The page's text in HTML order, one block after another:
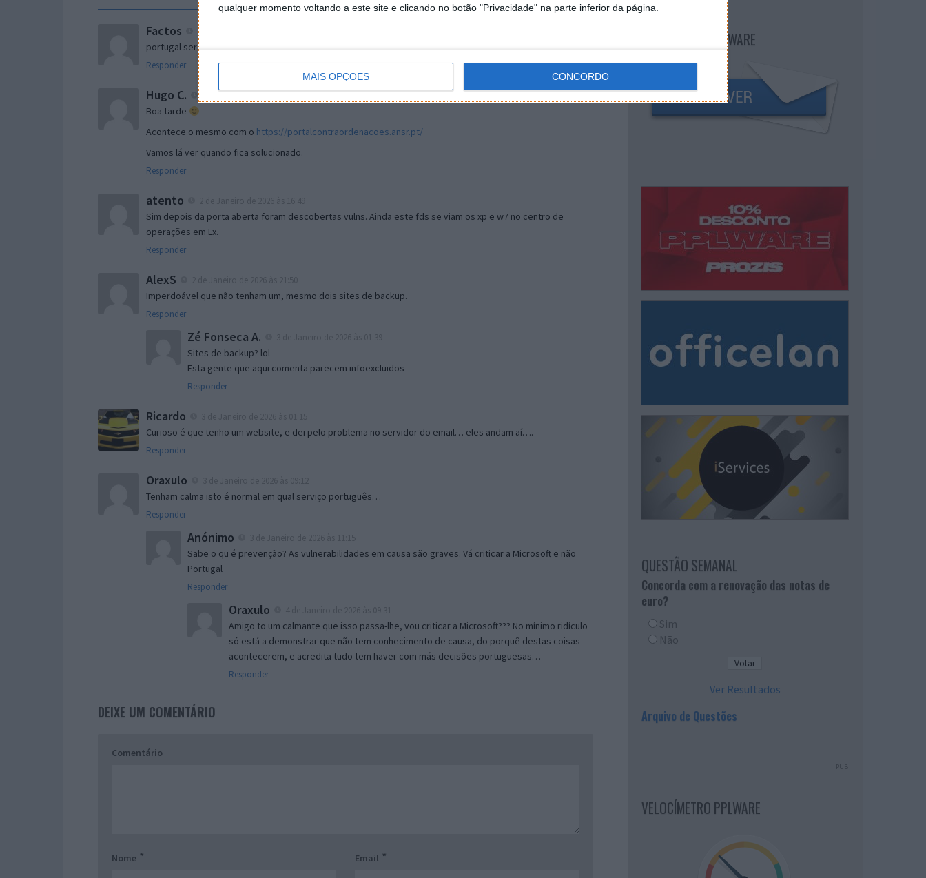
qualquer momento voltando a este site e clicando no botão "Privacidade" na parte inferior da página.
MAIS OPÇÕES CONCORDO
Factos 2 de Janeiro de 2026 às 15:32
portugal será sempre portugal
Responder
Hugo C.
Boa tarde
Acontece o mesmo com o https://portalcontraordenacoes.ansr.pt/
Vamos lá ver quando fica solucionado.
Responder
atento
Sim depois da porta aberta foram descobertas vulns. Ainda este fds se viam os xp e w7 no centro de
operações em Lx.
Responder
AlexS
Imperdoável que não tenham um, mesmo dois sites de backup.
Responder
Zé Fonseca A.
Sites de backup? lol
Esta gente que aqui comenta parecem infoexcluidos
Responder
Ricardo
Curioso é que tenho um website, e dei pelo problema no servidor do email… eles andam aí….
Responder
Oraxulo
Tenham calma isto é normal em qual serviço português…
Responder
Anónimo
Sabe o qu é prevenção? As vulnerabilidades em causa são graves. Vá criticar a Microsoft e não
Portugal
Responder
Oraxulo
Amigo to um calmante que isso passa-lhe, vou criticar a Microsoft??? No mínimo ridículo
só está a demonstrar que não tem conhecimento de causa, do porquê destas coisas
acontecerem, e acredita tudo tem haver com más decisões portuguesas…
Responder
DEIXE UM COMENTÁRIO
Comentário
Nome * Email *
NEWSLETTER PPLWARE
QUESTÃO SEMANAL
Concorda com a renovação das notas de
euro?
Sim
Não
Ver Resultados
Arquivo de Questões
PUB
VELOCÍMETRO PPLWARE